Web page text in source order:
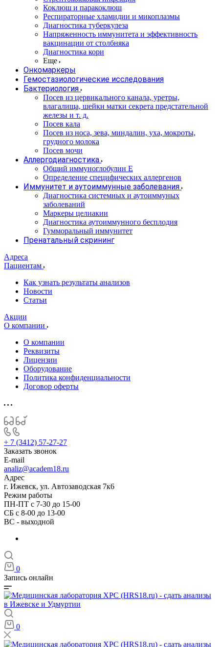
Коклюш и паракоклюш
Респираторные хламидии и микоплазмы
Диагностика туберкулеза
Напряженность иммунитета и эффективность
вакцинации от столбняка
Диагностика кори
Еще
Онкомаркеры
Гемостазиологические исследования
Бактериология
Посев из цервикального канала, уретры,
влагалища, шейки матки секрета предстательной
железы и т. д.
Посев кала
Посев из носа, зева, миндалин, уха, мокроты,
грудного молока
Посев мочи
Аллергодиагностика
Общий иммуноглобулин Е
Определение специфических аллергенов
Иммунитет и аутоиммунные заболевания
Диагностика системных и аутоиммуных
заболеваний
Маркеры целиакии
Диагностика аутоиммунного бесплодия
Гумморальный иммунитет
Пренатальный скрининг
Адреса
Пациентам
Как узнать результаты анализов
Новости
Статьи
Акции
О компании
О компании
Реквизиты
Лицензии
Оборудование
Политика конфиденциальности
Договор оферты
+ 7 (3412) 57-27-27
Заказать звонок
E-mail
analiz@academ18.ru
Адрес
г. Ижевск, ул. Автозаводская 7к6
Режим работы
ПН-ПТ с 7-30 до 15-00
СБ с 8-00 до 13-00
ВС - выходной
0
Запись онлайн
0